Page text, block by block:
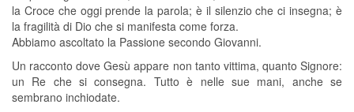
la Croce che oggi prende la parola; è il silenzio che ci insegna; è
la fragilità di Dio che si manifesta come forza.
Abbiamo ascoltato la Passione secondo Giovanni.
Un racconto dove Gesù appare non tanto vittima, quanto Signore:
un Re che si consegna. Tutto è nelle sue mani, anche se
sembrano inchiodate.